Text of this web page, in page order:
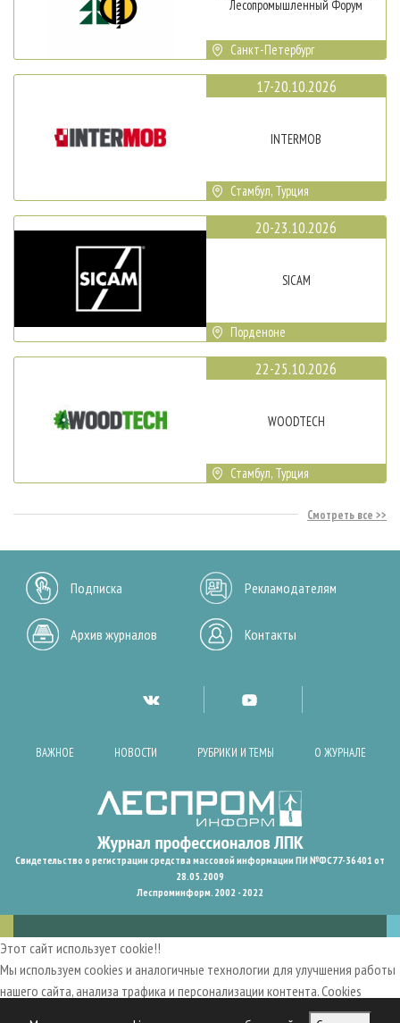
Лесопромышленный Форум
Санкт-Петербург
17-20.10.2026
INTERMOB
Стамбул, Турция
20-23.10.2026
SICAM
Порденоне
22-25.10.2026
WOODTECH
Стамбул, Турция
Смотреть все
Подписка Рекламодателям
Архив журналов Контакты
ВАЖНОЕ НОВОСТИ РУБРИКИ И ТЕМЫ О ЖУРНАЛЕ
Свидетельство о регистрации средства массовой информации ПИ №ФС77-36401 от
28.05.2009
Леспроминформ. 2002 - 2022
Этот сайт использует cookie!!
Мы используем cookies и аналогичные технологии для улучшения работы
нашего сайта, анализа трафика и персонализации контента. Cookies